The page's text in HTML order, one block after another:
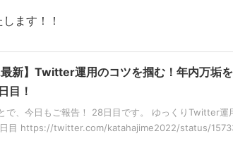
ます！！
最新】Twitter運用のコツを掴む！年内万垢
目！
で、今日もご報告！ 28日目です。 ゆっくりTwitter運
目 https://twitter.com/katahajime2022/status/